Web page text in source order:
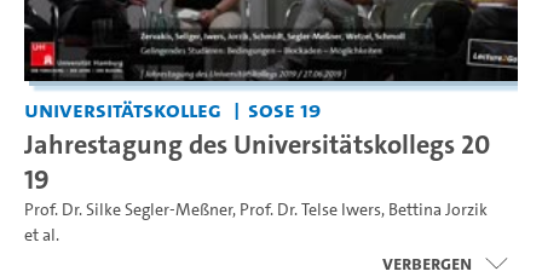
Universitätskolleg SoSe 19
Jahrestagung des Universitätskollegs 20
19
Prof. Dr. Silke Segler-Meßner, Prof. Dr. Telse Iwers, Bettina Jorzik
et al.
Verbergen